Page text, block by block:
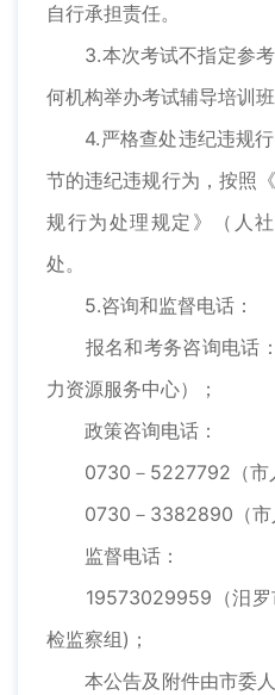
自行承担责任。
3.本次考试不指定参考
何机构举办考试辅导培训班
4.严格查处违纪违规行
节的违纪违规行为，按照
规行为处理规定》（人
处。
5.咨询和监督电话：
报名和考务咨询电话
力资源服务中心）；
政策咨询电话：
0730－5227792（市
0730－3382890（市
监督电话：
19573029959（汨罗
检监察组)；
本公告及附件由市委人